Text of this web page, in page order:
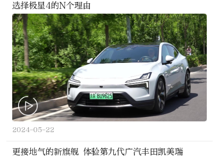
选择极星4的N个理由
2024-05-22
更接地气的新旗舰 体验第九代广汽丰田凯美瑞